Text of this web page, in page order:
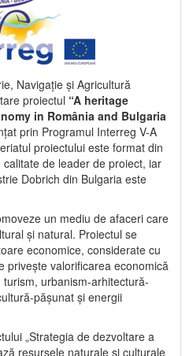
Navigație și Agricultură
proiectul “A heritage
in România and Bulgaria
prin Programul Interreg V-A
proiectului este format din
de leader de proiect, iar
Dobrich din Bulgaria este
un mediu de afaceri care
și natural. Proiectul se
economice, considerate cu
privește valorificarea economică
urbanism-arhitectură-
pășunat și energii
„Strategia de dezvoltare a
resursele naturale și culturale